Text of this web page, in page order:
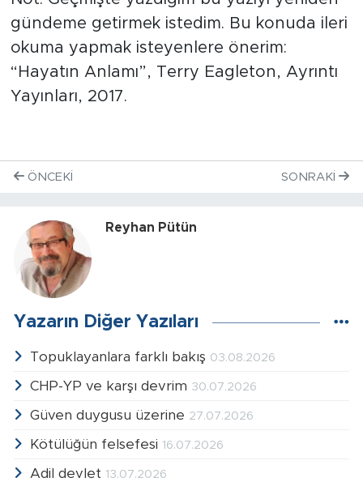
gündeme getirmek istedim. Bu konuda ileri
okuma yapmak isteyenlere önerim:
“Hayatın Anlamı”, Terry Eagleton, Ayrıntı
Yayınları, 2017.
ÖNCEKI SONRAKI
Reyhan Pütün
Yazarın Diğer Yazıları
Topuklayanlara farklı bakış 03.08.2026
CHP-YP ve karşı devrim 30.07.2026
Güven duygusu üzerine 27.07.2026
Kötülüğün felsefesi 16.07.2026
Adil devlet 13.07.2026